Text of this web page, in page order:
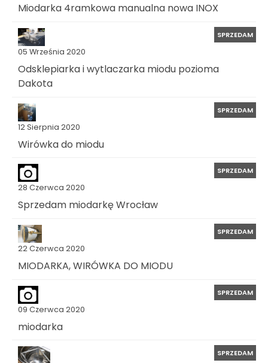
Miodarka 4ramkowa manualna nowa INOX
05 Września 2020
SPRZEDAM
Odsklepiarka i wytlaczarka miodu pozioma
Dakota
12 Sierpnia 2020
SPRZEDAM
Wirówka do miodu
28 Czerwca 2020
SPRZEDAM
Sprzedam miodarkę Wrocław
22 Czerwca 2020
SPRZEDAM
MIODARKA, WIRÓWKA DO MIODU
09 Czerwca 2020
SPRZEDAM
miodarka
SPRZEDAM